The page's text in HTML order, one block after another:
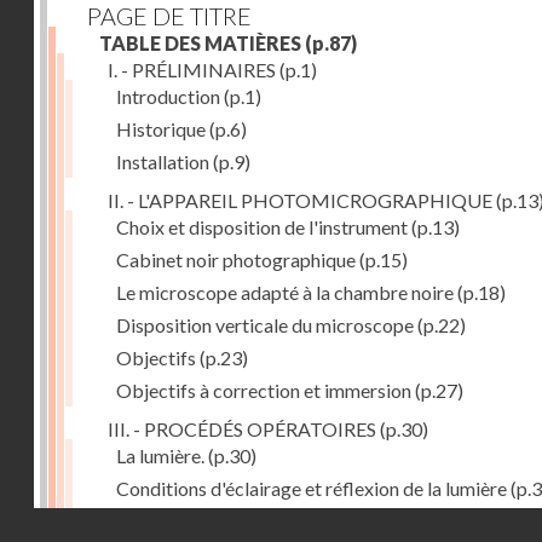
PAGE DE TITRE
TABLE DES MATIÈRES (p.87)
I. - PRÉLIMINAIRES (p.1)
Introduction(p.1)
Historique(p.6)
Installation(p.9)
II. - L'APPAREIL PHOTOMICROGRAPHIQUE
Choix et disposition de l'instrument(p.13)
Cabinet noir photographique(p.15)
Le microscope adapté à la chambre noire(p.18)
Disposition verticale du microscope(p.22)
Objectifs (p.23)
Objectifs à correction et immersion(p.27)
III. - PROCÉDÉS OPÉRATOIRES (p.30)
La lumière. (p.30)
Conditions d'éclairage et réflexion de la lumière